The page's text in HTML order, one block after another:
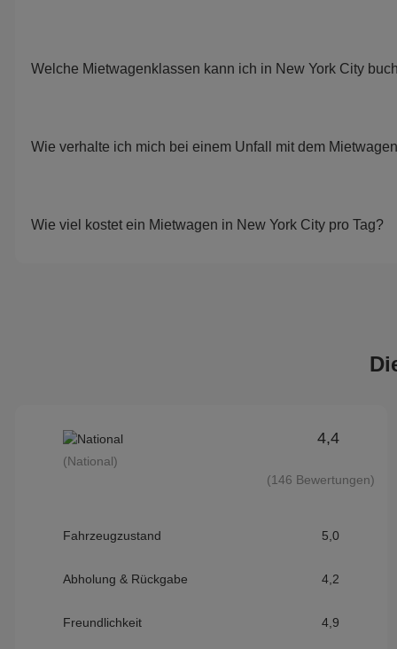
Welche Mietwagenklassen kann ich in New York City
Wie verhalte ich mich bei einem Unfall mit dem
Wie viel kostet ein Mietwagen in New York City pro Tag?
(National)
4,4
(146 Bewertungen)
Fahrzeugzustand 5,0
Abholung & Rückgabe 4,2
Freundlichkeit 4,9